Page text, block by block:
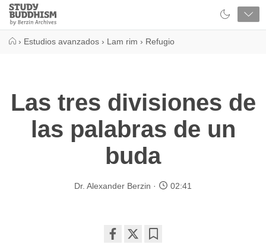
Close
Study
Buddhism
› Estudios avanzados › Lam rim › Refugio
Las tres divisiones de
las palabras de un
buda
Dr. Alexander Berzin 02:41